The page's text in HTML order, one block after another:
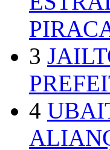
3
4